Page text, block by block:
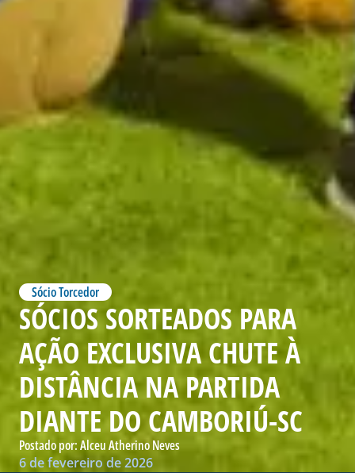
Sócio Torcedor
SÓCIOS SORTEADOS PARA
AÇÃO EXCLUSIVA CHUTE À
DISTÂNCIA NA PARTIDA
DIANTE DO CAMBORIÚ-SC
Postado por:Alceu Atherino Neves
6 de fevereiro de 2026